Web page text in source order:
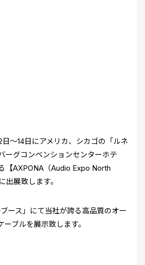
～14日にアメリカ、シカゴの「ルネ
ーグコンベンションセンターホテ
【AXPONA（Audio Expo North
展致します。
ブース」にて当社が誇る高品質のオー
ブルを展示致します。